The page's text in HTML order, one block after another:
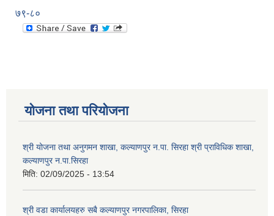
७९-८०
योजना तथा परियोजना
श्री योजना तथा अनुगमन शाखा, कल्याणपुर न.पा. सिरहा श्री प्राविधिक शाखा,
कल्याणपुर न.पा.सिरहा
मिति: 02/09/2025 - 13:54
श्री वडा कार्यालयहरु सबै कल्याणपुर नगरपालिका, सिरहा